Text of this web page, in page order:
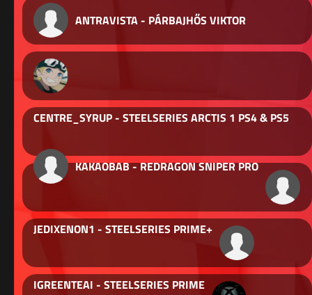
ANTRAVISTA - PÁRBAJHŐS VIKTOR
CENTRE_SYRUP - STEELSERIES ARCTIS 1 PS4 & PS5
KAKAOBAB - REDRAGON SNIPER PRO
JEDIXENON1 - STEELSERIES PRIME+
IGREENTEAI - STEELSERIES PRIME